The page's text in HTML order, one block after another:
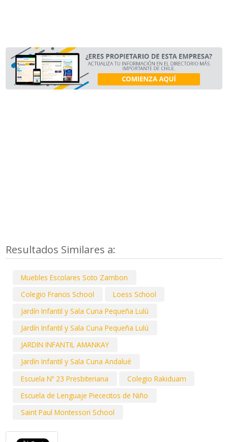
Resultados Similares a:
Muebles Escolares Soto Zambon
Colegio Francis School
Loess School
Jardín Infantil y Sala Cuna Pequeña Lulú
Jardín Infantil y Sala Cuna Pequeña Lulú
JARDIN INFANTIL AMANKAY
Jardín Infantil y Sala Cuna Andalué
Escuela Nº 23 Presbiteriana
Colegio Rakiduam
Escuela de Lenguaje Piececitos de Niño
Saint Paul Montessori School